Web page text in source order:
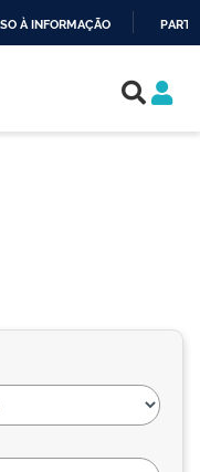
À INFORMAÇÃO